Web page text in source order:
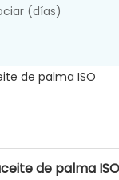
(días)
de palma